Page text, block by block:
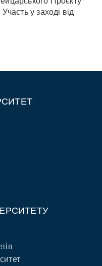
у заході від